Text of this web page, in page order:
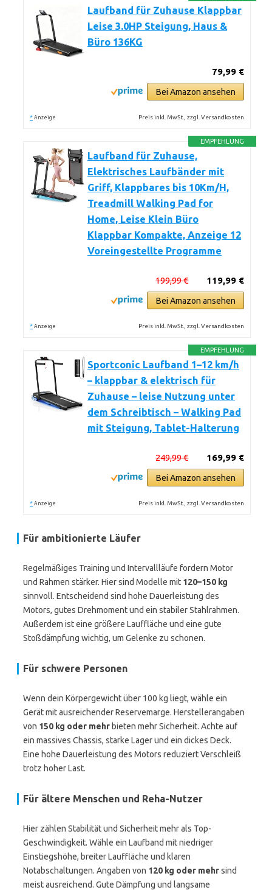
Laufband für Zuhause Klappbar
Leise 3.0HP Steigung, Haus &
Büro 136KG
79,99 €
Bei Amazon ansehen
* Anzeige Preis inkl. MwSt., zzgl. Versandkosten
EMPFEHLUNG
Laufband für Zuhause,
Elektrisches Laufbänder mit
Griff, Klappbares bis 10Km/H,
Treadmill Walking Pad for
Home, Leise Klein Büro
Klappbar Kompakte, Anzeige 12
Voreingestellte Programme
119,99 €
199,99 €
Bei Amazon ansehen
* Anzeige Preis inkl. MwSt., zzgl. Versandkosten
EMPFEHLUNG
Sportconic Laufband 1–12 km/h
– klappbar & elektrisch für
Zuhause – leise Nutzung unter
dem Schreibtisch – Walking Pad
mit Steigung, Tablet-Halterung
169,99 €
249,99 €
Bei Amazon ansehen
* Anzeige Preis inkl. MwSt., zzgl. Versandkosten
Für ambitionierte Läufer
Regelmäßiges Training und Intervallläufe fordern Motor
und Rahmen stärker. Hier sind Modelle mit 120–150 kg
sinnvoll. Entscheidend sind hohe Dauerleistung des
Motors, gutes Drehmoment und ein stabiler Stahlrahmen.
Außerdem ist eine größere Lauffläche und eine gute
Stoßdämpfung wichtig, um Gelenke zu schonen.
Für schwere Personen
Wenn dein Körpergewicht über 100 kg liegt, wähle ein
Gerät mit ausreichender Reservemarge. Herstellerangaben
von 150 kg oder mehr bieten mehr Sicherheit. Achte auf
ein massives Chassis, starke Lager und ein dickes Deck.
Eine hohe Dauerleistung des Motors reduziert Verschleiß
trotz hoher Last.
Für ältere Menschen und Reha-Nutzer
Hier zählen Stabilität und Sicherheit mehr als Top-
Geschwindigkeit. Wähle ein Laufband mit niedriger
Einstiegshöhe, breiter Lauffläche und klaren
Notabschaltungen. Angaben von 120 kg oder mehrsind
meist ausreichend. Gute Dämpfung und langsame